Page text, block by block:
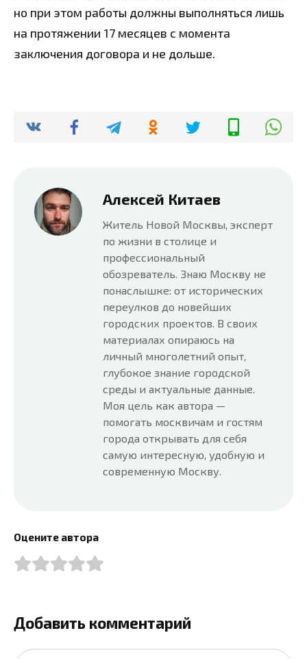
но при этом работы должны выполняться лишь
на протяжении 17 месяцев с момента
заключения договора и не дольше.
Алексей Китаев
Житель Новой Москвы, эксперт
по жизни в столице и
профессиональный
обозреватель. Знаю Москву не
понаслышке: от исторических
переулков до новейших
городских проектов. В своих
материалах опираюсь на
личный многолетний опыт,
глубокое знание городской
среды и актуальные данные.
Моя цель как автора —
помогать москвичам и гостям
города открывать для себя
самую интересную, удобную и
современную Москву.
Оцените автора
Добавить комментарий